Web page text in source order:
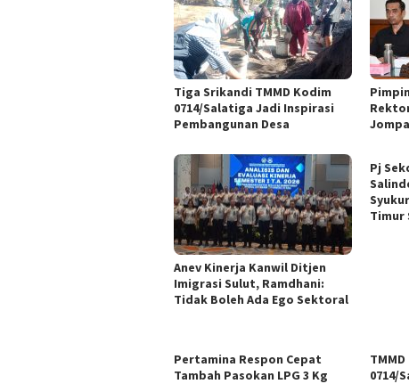
Tiga Srikandi TMMD Kodim
0714/Salatiga Jadi Inspirasi
Pembangunan Desa
Anev Kinerja Kanwil Ditjen
Imigrasi Sulut, Ramdhani:
Tidak Boleh Ada Ego Sektoral
Pj
Timur
Pertamina Respon Cepat
Tambah Pasokan LPG 3 Kg
0714/